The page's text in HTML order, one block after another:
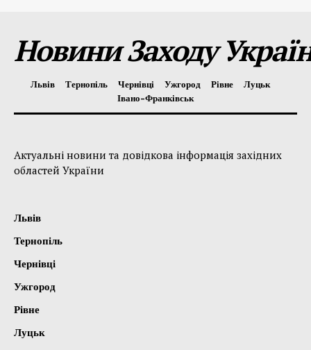
Новини Заходу
Львів Тернопіль Чернівці Ужгород Рівне
Луцьк
Івано-Франківськ
Актуальні новини та довідкова інформація західних
областей України
Львів
Тернопіль
Чернівці
Ужгород
Рівне
Луцьк